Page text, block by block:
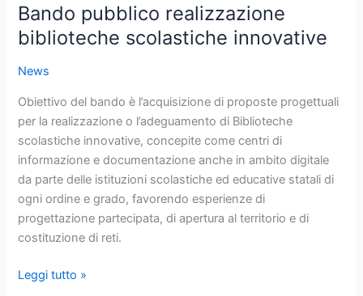
Bando pubblico realizzazione
biblioteche scolastiche innovative
News
Obiettivo del bando è l’acquisizione di proposte progettuali
per la realizzazione o l’adeguamento di Biblioteche
scolastiche innovative, concepite come centri di
informazione e documentazione anche in ambito digitale
da parte delle istituzioni scolastiche ed educative statali di
ogni ordine e grado, favorendo esperienze di
progettazione partecipata, di apertura al territorio e di
costituzione di reti.
Leggi tutto »